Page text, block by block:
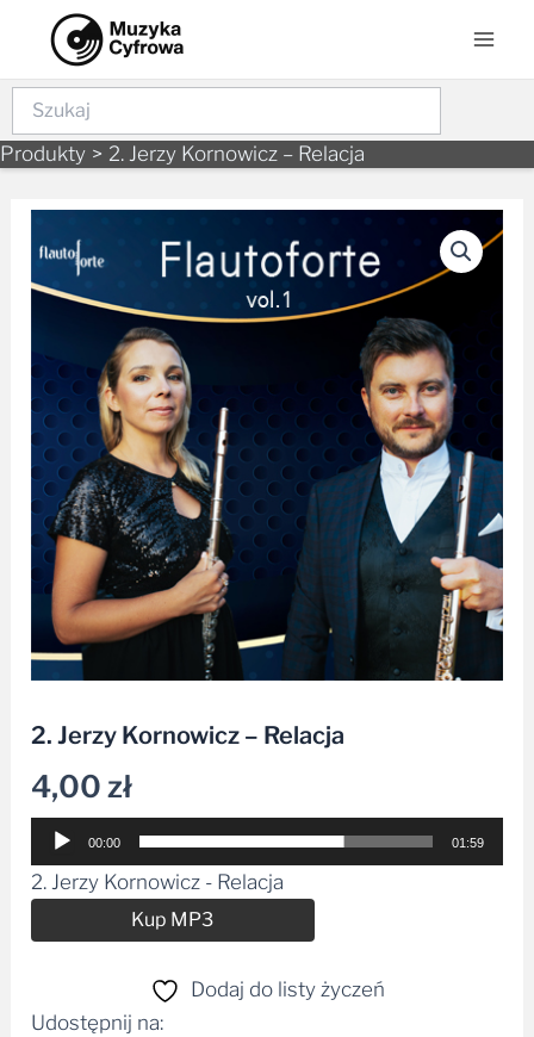
content
Szukaj
Produkty 2. Jerzy Kornowicz – Relacja
2. Jerzy Kornowicz – Relacja
4,00zł
Odtwarzacz
plików
dźwiękowych
00:00 01:59
2. Jerzy Kornowicz - Relacja
Kup MP3
Dodaj do listy życzeń
Udostępnij na: